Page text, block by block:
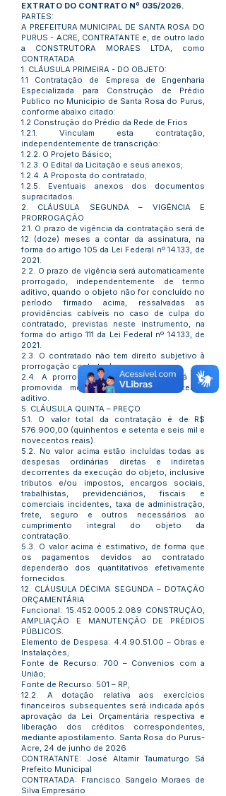
EXTRATO DO CONTRATO Nº 035/2026.
PARTES:
A PREFEITURA MUNICIPAL DE SANTA ROSA DO
PURUS - ACRE, CONTRATANTE e, de outro lado
a CONSTRUTORA MORAES LTDA, como
CONTRATADA.
1. CLÁUSULA PRIMEIRA - DO OBJETO:
1.1 Contratação de Empresa de Engenharia
Especializada para Construção de Prédio
Publico no Municipio de Santa Rosa do Purus,
conforme abaixo citado:
1.2 Construção do Prédio da Rede de Frios
1.2.1. Vinculam esta contratação,
independentemente de transcrição:
1.2.2. O Projeto Básico;
1.2.3. O Edital da Licitação e seus anexos;
1.2.4. A Proposta do contratado;
1.2.5. Eventuais anexos dos documentos
supracitados.
2. CLÁUSULA SEGUNDA – VIGÊNCIA E
PRORROGAÇÃO
2.1. O prazo de vigência da contratação será de
12 (doze) meses a contar da assinatura, na
forma do artigo 105 da Lei Federal nº 14.133, de
2021.
2.2. O prazo de vigência será automaticamente
prorrogado, independentemente de termo
aditivo, quando o objeto não for concluído no
período firmado acima, ressalvadas as
providências cabíveis no caso de culpa do
contratado, previstas neste instrumento, na
forma do artigo 111 da Lei Federal nº 14.133, de
2021.
2.3. O contratado não tem direito subjetivo à
prorrogação contratual.
2.4. A prorrogação de contrato deverá ser
promovida mediante celebração de termo
aditivo.
5. CLÁUSULA QUINTA – PREÇO
5.1. O valor total da contratação é de R$
576.900,00 (quinhentos e setenta e seis mil e
novecentos reais).
5.2. No valor acima estão incluídas todas as
despesas ordinárias diretas e indiretas
decorrentes da execução do objeto, inclusive
tributos e/ou impostos, encargos sociais,
trabalhistas, previdenciários, fiscais e
comerciais incidentes, taxa de administração,
frete, seguro e outros necessários ao
cumprimento integral do objeto da
contratação.
5.3. O valor acima é estimativo, de forma que
os pagamentos devidos ao contratado
dependerão dos quantitativos efetivamente
fornecidos.
12. CLÁUSULA DÉCIMA SEGUNDA – DOTAÇÃO
ORÇAMENTÁRIA
Funcional: 15.452.0005.2.089 CONSTRUÇÃO,
AMPLIAÇÃO E MANUTENÇÃO DE PRÉDIOS
PÚBLICOS.
Elemento de Despesa: 4.4.90.51.00 – Obras e
Instalações;
Fonte de Recurso: 700 – Convenios com a
União;
Fonte de Recurso: 501 – RP;
12.2. A dotação relativa aos exercícios
financeiros subsequentes será indicada após
aprovação da Lei Orçamentária respectiva e
liberação dos créditos correspondentes,
mediante apostilamento. Santa Rosa do Purus-
Acre, 24 de junho de 2026
CONTRATANTE: José Altamir Taumaturgo Sá
Prefeito Municipal
CONTRATADA: Francisco Sangelo Moraes de
Silva Empresário